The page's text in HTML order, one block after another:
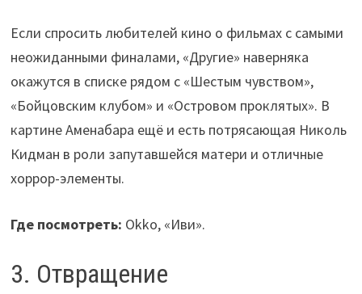
Если спросить любителей кино о фильмах с самыми
неожиданными финалами, «Другие» наверняка
окажутся в списке рядом с «Шестым чувством»,
«Бойцовским клубом» и «Островом проклятых». В
картине Аменабара ещё и есть потрясающая Николь
Кидман в роли запутавшейся матери и отличные
хоррор-элементы.
Где посмотреть: Okko, «Иви».
3. Отвращение